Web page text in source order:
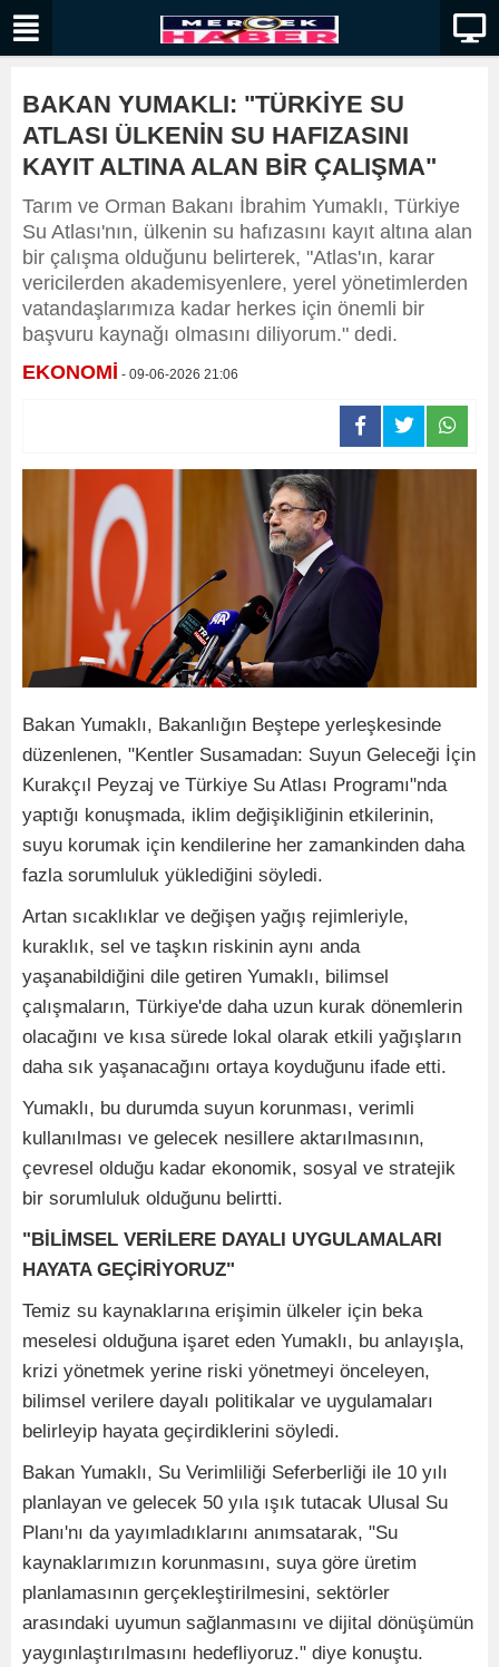
BAKAN YUMAKLI: "TÜRKİYE SU
ATLASI ÜLKENİN SU HAFIZASINI
KAYIT ALTINA ALAN BİR ÇALIŞMA"
Tarım ve Orman Bakanı İbrahim Yumaklı, Türkiye
Su Atlası'nın, ülkenin su hafızasını kayıt altına alan
bir çalışma olduğunu belirterek, "Atlas'ın, karar
vericilerden akademisyenlere, yerel yönetimlerden
vatandaşlarımıza kadar herkes için önemli bir
başvuru kaynağı olmasını diliyorum." dedi.
EKONOMİ - 09-06-2026 21:06
Bakan Yumaklı, Bakanlığın Beştepe yerleşkesinde
düzenlenen, "Kentler Susamadan: Suyun Geleceği İçin
Kurakçıl Peyzaj ve Türkiye Su Atlası Programı"nda
yaptığı konuşmada, iklim değişikliğinin etkilerinin,
suyu korumak için kendilerine her zamankinden daha
fazla sorumluluk yüklediğini söyledi.
Artan sıcaklıklar ve değişen yağış rejimleriyle,
kuraklık, sel ve taşkın riskinin aynı anda
yaşanabildiğini dile getiren Yumaklı, bilimsel
çalışmaların, Türkiye'de daha uzun kurak dönemlerin
olacağını ve kısa sürede lokal olarak etkili yağışların
daha sık yaşanacağını ortaya koyduğunu ifade etti.
Yumaklı, bu durumda suyun korunması, verimli
kullanılması ve gelecek nesillere aktarılmasının,
çevresel olduğu kadar ekonomik, sosyal ve stratejik
bir sorumluluk olduğunu belirtti.
"BİLİMSEL VERİLERE DAYALI UYGULAMALARI
HAYATA GEÇİRİYORUZ"
Temiz su kaynaklarına erişimin ülkeler için beka
meselesi olduğuna işaret eden Yumaklı, bu anlayışla,
krizi yönetmek yerine riski yönetmeyi önceleyen,
bilimsel verilere dayalı politikalar ve uygulamaları
belirleyip hayata geçirdiklerini söyledi.
Bakan Yumaklı, Su Verimliliği Seferberliği ile 10 yılı
planlayan ve gelecek 50 yıla ışık tutacak Ulusal Su
Planı'nı da yayımladıklarını anımsatarak, "Su
kaynaklarımızın korunmasını, suya göre üretim
planlamasının gerçekleştirilmesini, sektörler
arasındaki uyumun sağlanmasını ve dijital dönüşümün
yaygınlaştırılmasını hedefliyoruz." diye konuştu.